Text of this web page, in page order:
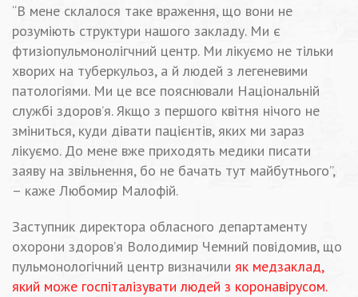
“В мене склалося таке враження, що вони не
розуміють структури нашого закладу. Ми є
фтизіопульмонолігчний центр. Ми лікуємо не тільки
хворих на туберкульоз, а й людей з легеневими
патологіями. Ми це все пояснювали Національній
службі здоров’я. Якщо з першого квітня нічого не
зміниться, куди дівати пацієнтів, яких ми зараз
лікуємо. До мене вже приходять медики писати
заяву на звільнення, бо не бачать тут майбутнього”,
– каже Любомир Малофій.
Заступник директора обласного департаменту
охорони здоров’я Володимир Чемний повідомив, що
пульмонологічний центр визначили як медзаклад,
який може госпіталізувати людей з коронавірусом.